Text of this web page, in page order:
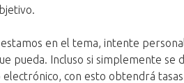
en el tema, intente
pueda. Incluso si simplemente
electrónico, con esto obtendrá